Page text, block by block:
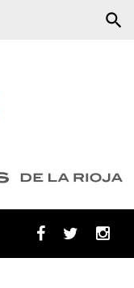
search
FacebookTwitter